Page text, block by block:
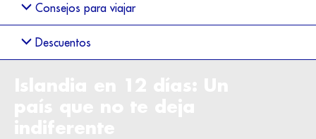
Consejos para viajar
Descuentos